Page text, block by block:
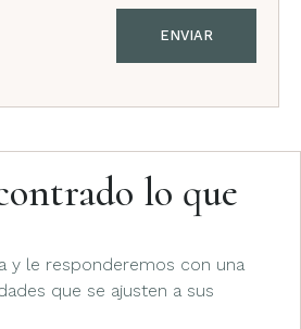
ENVIAR
lo que
y le responderemos con una
que se ajusten a sus